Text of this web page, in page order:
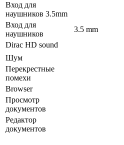
Вход для
наушников 3.5mm
Вход для
наушников
3.5 mm
Dirac HD sound
Шум
Перекрестные
помехи
Browser
Просмотр
документов
Редактор
документов